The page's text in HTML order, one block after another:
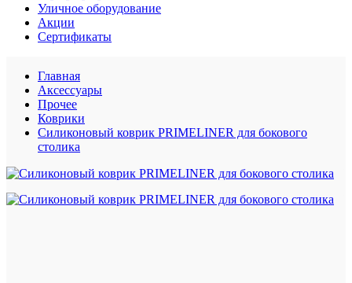
Уличное оборудование
Акции
Сертификаты
Главная
Аксессуары
Прочее
Коврики
Силиконовый коврик PRIMELINER для бокового
столика